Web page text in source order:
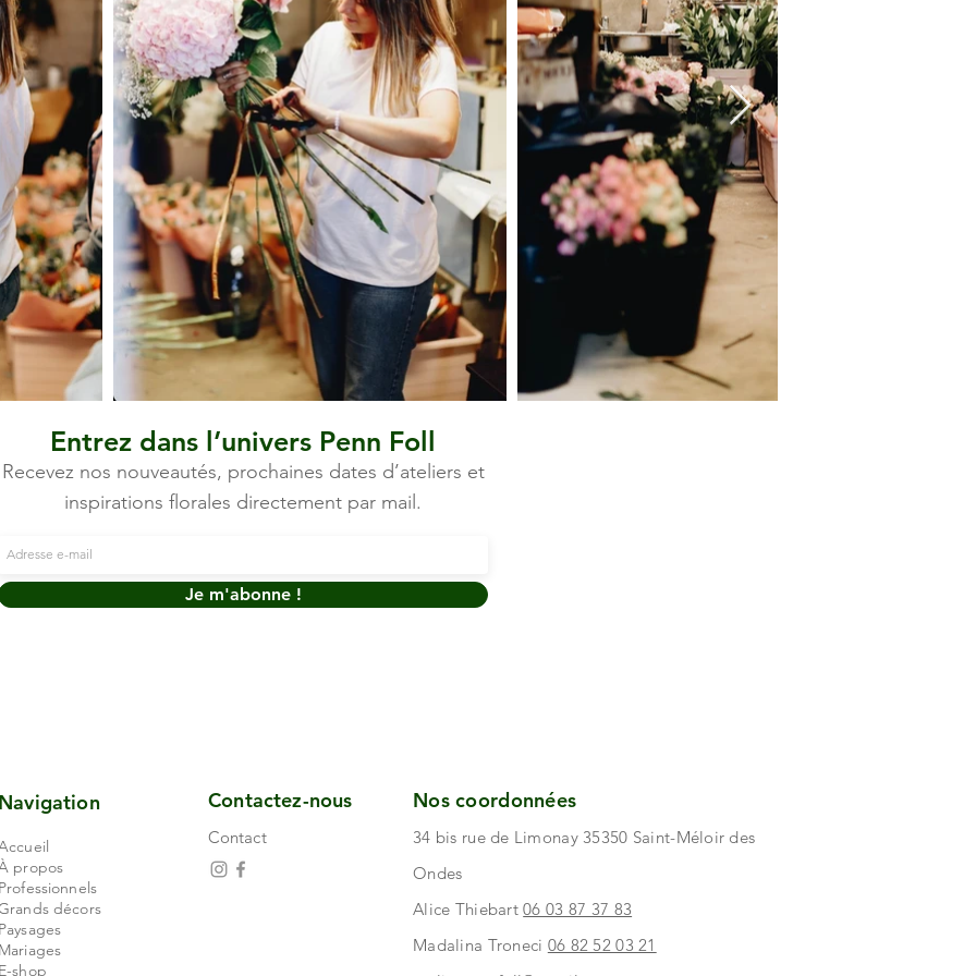
Entrez dans l’univers Penn Foll
Recevez nos nouveautés, prochaines dates d’ateliers et
inspirations florales directement par mail.
Je m'abonne !
propos
décors
shop
Contactez-nous
Contact
Nos coordonnées
34 bis rue de Limonay 35350 Saint-Méloir des
Ondes
Alice Thiebart06 03 87 37 83
Madalina Troneci 06 82 52 03 21